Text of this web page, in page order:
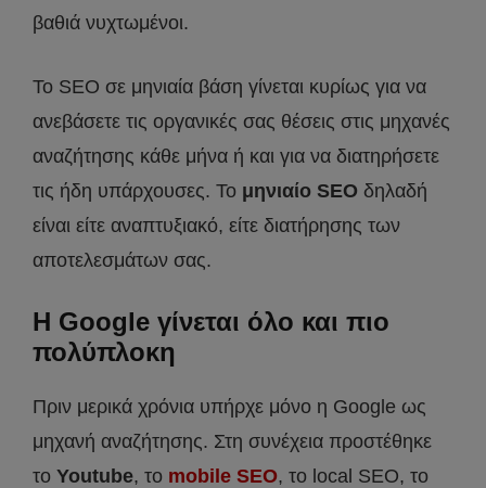
βαθιά νυχτωμένοι.
Το SEO σε μηνιαία βάση γίνεται κυρίως για να
ανεβάσετε τις οργανικές σας θέσεις στις μηχανές
αναζήτησης κάθε μήνα ή και για να διατηρήσετε
τις ήδη υπάρχουσες. Το μηνιαίο SEO δηλαδή
είναι είτε αναπτυξιακό, είτε διατήρησης των
αποτελεσμάτων σας.
Η Google γίνεται όλο και πιο
πολύπλοκη
Πριν μερικά χρόνια υπήρχε μόνο η Google ως
μηχανή αναζήτησης. Στη συνέχεια προστέθηκε
το Youtube, το mobile SEO, το local SEO, το